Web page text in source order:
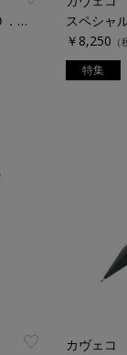
スペシャル ペンシル ０．７ｍｍ
￥8,250 （
特集
カヴェコ